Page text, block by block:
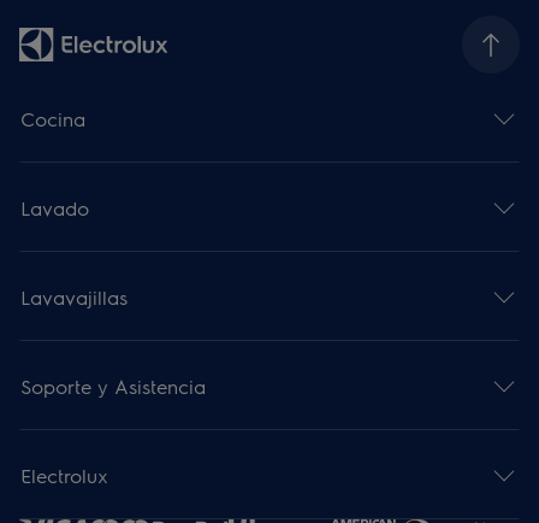
Cocina
Lavado
Lavavajillas
Soporte y Asistencia
Electrolux